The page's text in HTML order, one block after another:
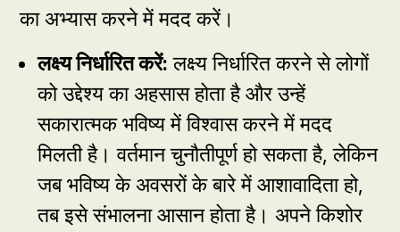
का अभ्यास करने में मदद करें।
लक्ष्य निर्धारित करें: लक्ष्य निर्धारित करने से लोगों
को उद्देश्य का अहसास होता है और उन्हें
सकारात्मक भविष्य में विश्वास करने में मदद
मिलती है। वर्तमान चुनौतीपूर्ण हो सकता है, लेकिन
जब भविष्य के अवसरों के बारे में आशावादिता हो,
तब इसे संभालना आसान होता है। अपने किशोर